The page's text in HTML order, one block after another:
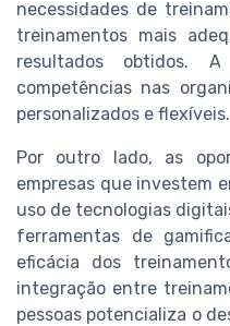
necessidades de
treinamentos mais
resultados obtidos.
competências nas
personalizados e flexíveis.
Por outro lado, as
empresas que investem
uso de tecnologias
ferramentas de
eficácia dos
integração entre
pessoas potencializa o